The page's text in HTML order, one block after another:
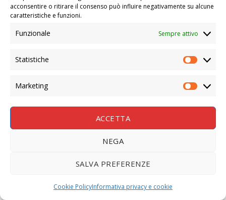
acconsentire o ritirare il consenso può influire negativamente su alcune
caratteristiche e funzioni.
Funzionale Sempre attivo
Statistiche
Marketing
ACCETTA
NEGA
SALVA PREFERENZE
Cookie PolicyInformativa privacy e cookie